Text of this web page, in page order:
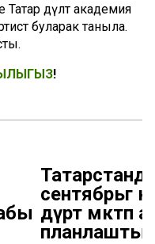
Татар дәүләт академия
буларак таныла.
!
сентябрьгә
дүрт мәктәп